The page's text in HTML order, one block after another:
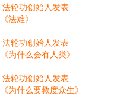
法轮功创始人发表
《法难》
法轮功创始人发表
《为什么会有人类》
法轮功创始人发表
《为什么要救度众生》